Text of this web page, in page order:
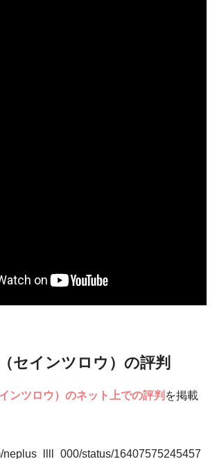
セインツロウ）の評判
ンツロウ）のネット上での評判 を掲載
neplus_llll_000/status/16407575245457